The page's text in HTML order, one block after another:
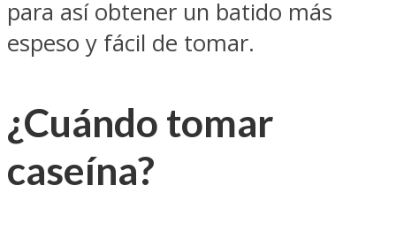
para así obtener un batido más
espeso y fácil de tomar.
¿Cuándo tomar
caseína?